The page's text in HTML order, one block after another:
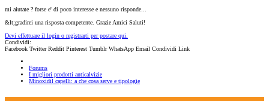
mi aiutate ? forse e' di poco interesse e nessuno risponde...
&lt;gradirei una risposta competente. Grazie Amici Saluti!
Devi effettuare il login o registrarti per postare qui.
Condividi:
Facebook Twitter Reddit Pinterest Tumblr WhatsApp Email Condividi Link
Forums
I migliori prodotti anticalvizie
Minoxidil capelli: a che cosa serve e tipologie